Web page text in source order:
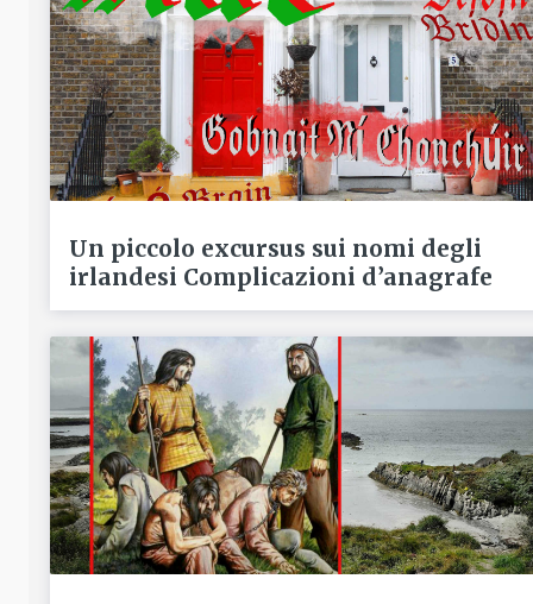
Un piccolo excursus sui nomi degli
irlandesi Complicazioni d’anagrafe